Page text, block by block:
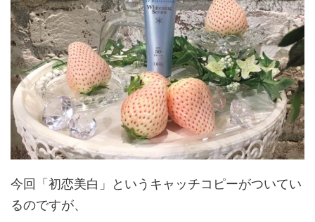
今回「初恋美白」というキャッチコピーがついてい
るのですが、